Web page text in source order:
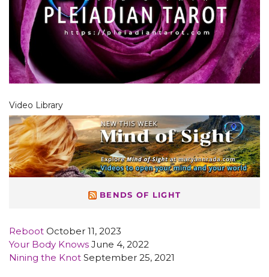
Video Library
BENDS OF LIGHT
Reboot October 11, 2023
Your Body Knows June 4, 2022
Nining the Knot September 25, 2021